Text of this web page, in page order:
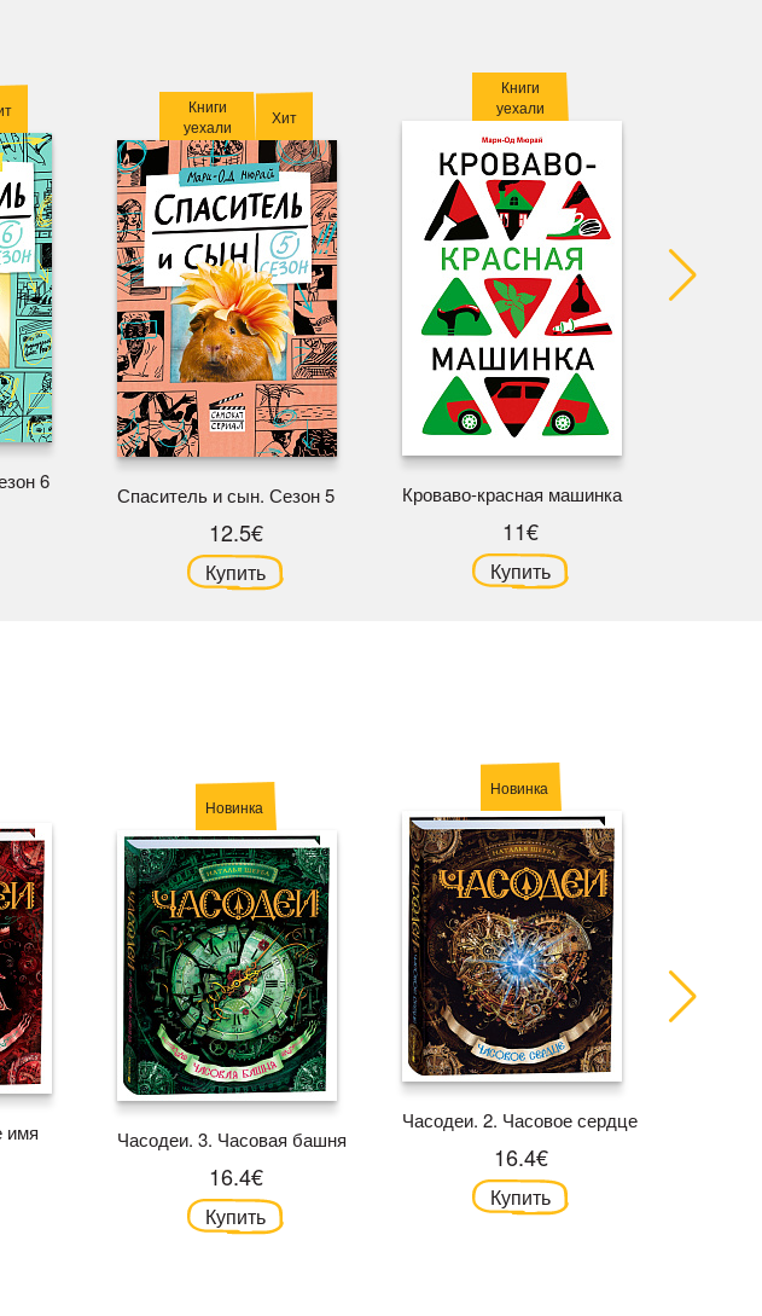
6
Книги
уехали
Хит
Спаситель и сын. Сезон 5
12.5€
Купить
Книги
уехали
Кроваво-красная машинка
11€
Купить
имя
Новинка
Часодеи. 3. Часовая башня
16.4€
Купить
Новинка
Часодеи. 2. Часовое сердце
16.4€
Купить